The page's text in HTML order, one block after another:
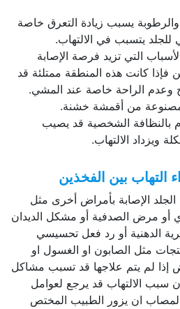
يسبب زيادة التعرق خاصة
في الالتهاب.
التي تزيد فرصة الإصابة
كانت هذه المنطقة ممتلئة قد
خاصة عند المشي.
من أقمشة خشنة.
الشخصية قد يصيب
الالتهاب.
بين الفخذين
بأمراض أخرى مثل
الصدفية أو مشكل الديدان
أو رد فعل تحسيسي
الصابون او الغسول او
يتم علاجها قد تسبب مشاكل
قد يرجع لعوامل
يزور الطبيب المختص